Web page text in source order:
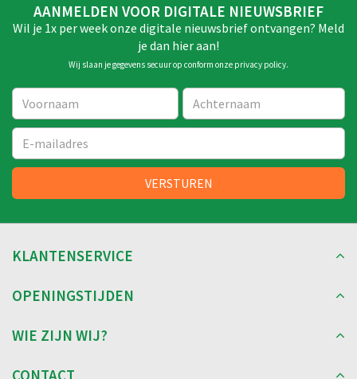
AANMELDEN VOOR DIGITALE NIEUWSBRIEF
Wil je 1x per week onze digitale nieuwsbrief ontvangen? Meld
je dan hier aan!
Wij slaan je gegevens secuur op conform onze privacy policy.
KLANTENSERVICE
OPENINGSTIJDEN
WIE ZIJN WIJ?
CONTACT